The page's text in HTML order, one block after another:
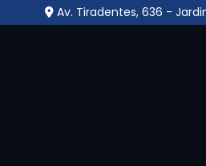
Av. Tiradentes, 636 -